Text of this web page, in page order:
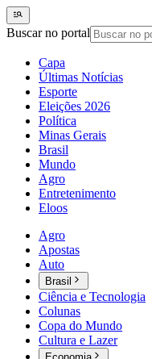
Buscar no portal
Capa
Últimas Notícias
Esporte
Eleições 2026
Política
Minas Gerais
Brasil
Mundo
Agro
Entretenimento
Eloos
Agro
Apostas
Auto
Brasil
Ciência e Tecnologia
Colunas
Copa do Mundo
Cultura e Lazer